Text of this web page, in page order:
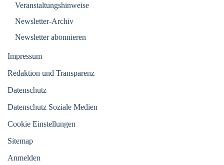
Veranstaltungshinweise
Newsletter-Archiv
Newsletter abonnieren
Impressum
Redaktion und Transparenz
Datenschutz
Datenschutz Soziale Medien
Cookie Einstellungen
Sitemap
Anmelden